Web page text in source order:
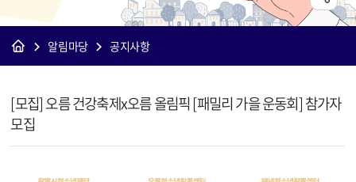
알림마당 공지사항
[모집] 오름 건강축제x오름 올림픽 [패밀리 가을 운동회] 참가자
모집